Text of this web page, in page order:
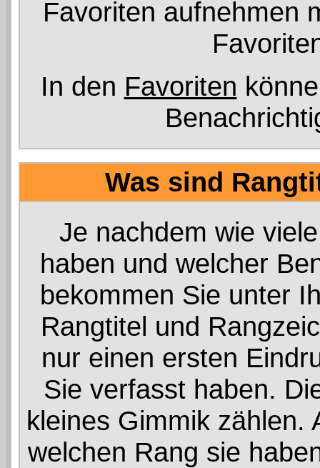
Favoriten aufnehmen
In den Favoriten
Was sind
Je nachdem wie
haben und welcher
bekommen Sie unter
Rangtitel und
nur einen ersten
Sie verfasst haben.
kleines Gimmik zählen.
welchen Rang sie